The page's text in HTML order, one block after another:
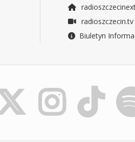
radioszczecin.tv
Biuletyn